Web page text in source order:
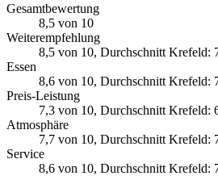
Gesamtbewertung
8,5 von 10
Weiterempfehlung
8,5 von 10, Durchschnitt Krefeld:
Essen
8,6 von 10, Durchschnitt Krefeld:
Preis-Leistung
7,3 von 10, Durchschnitt Krefeld:
Atmosphäre
7,7 von 10, Durchschnitt Krefeld:
Service
8,6 von 10, Durchschnitt Krefeld: